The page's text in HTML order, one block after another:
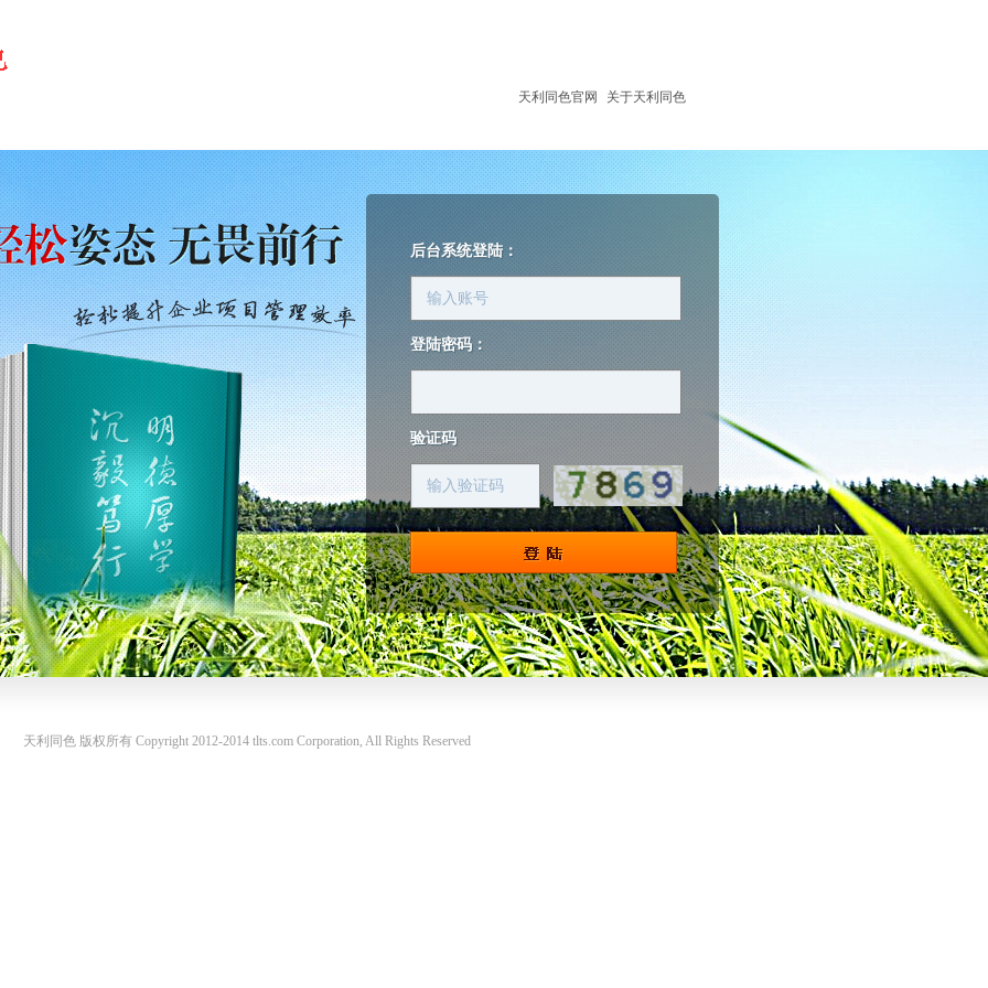
天利同色官网 关于天利同色
后台系统登陆：
登陆密码：
验证码
天利同色 版权所有 Copyright 2012-2014 tlts.com Corporation, All Rights Reserved